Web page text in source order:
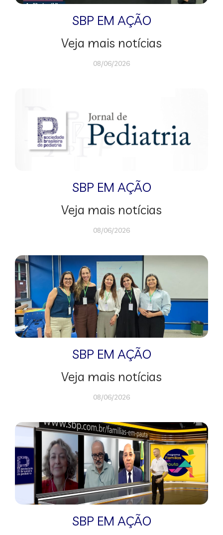
SBP EM AÇÃO
Veja mais notícias
08/06/2026
SBP EM AÇÃO
Veja mais notícias
08/06/2026
SBP EM AÇÃO
Veja mais notícias
08/06/2026
SBP EM AÇÃO